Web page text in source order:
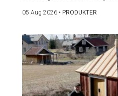
05 Aug 2026 • PRODUKTER